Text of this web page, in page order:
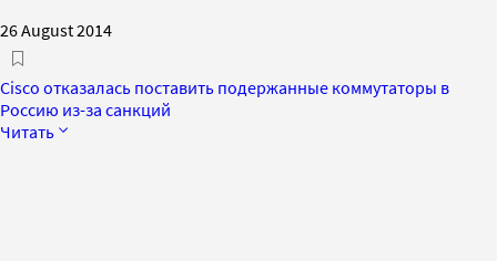
26 August 2014
Cisco отказалась поставить подержанные коммутаторы в
Россию из-за санкций
Читать